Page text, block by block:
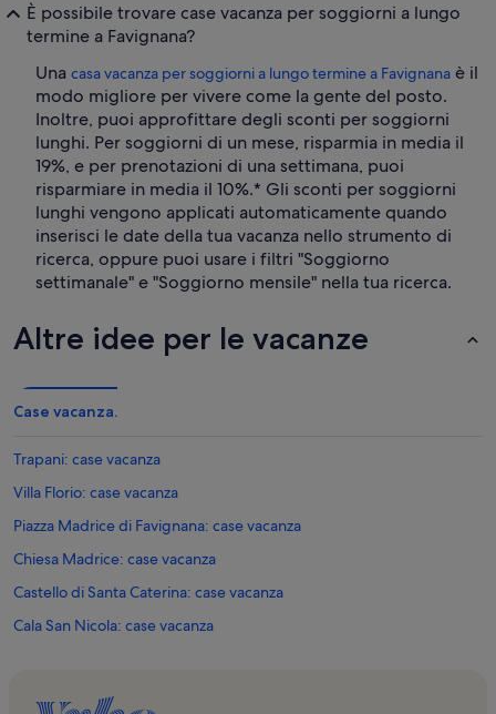
È possibile trovare case vacanza per soggiorni a lungo
termine a Favignana?
Una casa vacanza per soggiorni a lungo termine a Favignana è il
modo migliore per vivere come la gente del posto.
Inoltre, puoi approfittare degli sconti per soggiorni
lunghi. Per soggiorni di un mese, risparmia in media il
19%, e per prenotazioni di una settimana, puoi
risparmiare in media il 10%.* Gli sconti per soggiorni
lunghi vengono applicati automaticamente quando
inserisci le date della tua vacanza nello strumento di
ricerca, oppure puoi usare i filtri "Soggiorno
settimanale" e "Soggiorno mensile" nella tua ricerca.
Altre idee per le vacanze
Case vacanza.
Trapani: case vacanza
Villa Florio: case vacanza
Piazza Madrice di Favignana: case vacanza
Chiesa Madrice: case vacanza
Castello di Santa Caterina: case vacanza
Cala San Nicola: case vacanza
Isola di Formica: case vacanza